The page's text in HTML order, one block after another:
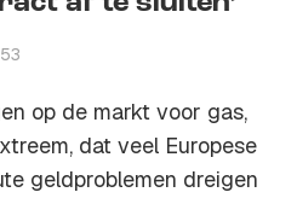
op de markt voor gas,
dat veel Europese
geldproblemen dreigen